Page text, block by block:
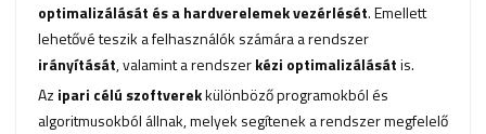
optimalizálását és a hardverelemek vezérlését. Emellett
lehetővé teszik a felhasználók számára a rendszer
irányítását, valamint a rendszerkézi optimalizálásátis.
Az ipari célú szoftverekkülönböző programokból és
algoritmusokból állnak, melyek segítenek a rendszer megfelelő